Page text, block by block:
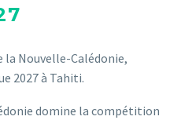
la Nouvelle-Calédonie,
2027 à Tahiti.
domine la compétition